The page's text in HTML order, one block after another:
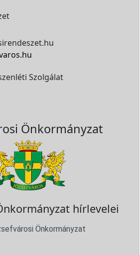
Szolgálat
Önkormányzat
hírlevelei
Önkormányzat